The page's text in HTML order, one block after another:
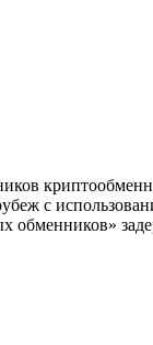
с
обменников»